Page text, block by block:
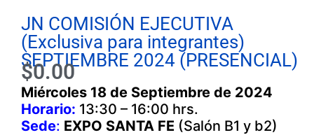
JN COMISIÓN EJECUTIVA
(Exclusiva para integrantes)
SEPTIEMBRE 2024 (PRESENCIAL)
$0.00
Miércoles 18 de Septiembre de 2024
Horario: 13:30 – 16:00 hrs.
Sede: EXPO SANTA FE (Salón B1 y b2)